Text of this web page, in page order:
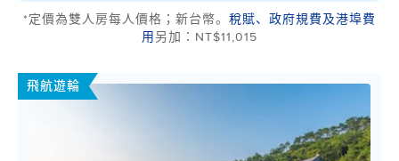
*定價為雙人房每人價格；新台幣。 稅賦、政府規費及港埠費
用 另加：NT$11,015
飛航遊輪